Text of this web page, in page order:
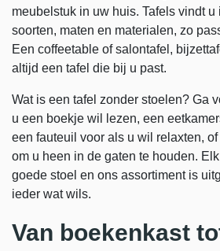
meubelstuk in uw huis. Tafels vindt
soorten, maten en materialen, zo
Een coffeetable of salontafel,
altijd een tafel die bij u past.
Wat is een tafel zonder stoelen? Ga
u een boekje wil lezen, een
een fauteuil voor als u wil relaxten,
om u heen in de gaten te houden.
goede stoel en ons assortiment is
ieder wat wils.
Van boekenkast